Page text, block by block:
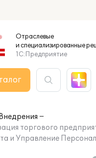
Отраслевые
и специализированные
1С:Предприятие
Внедрения
торгового
и Управление